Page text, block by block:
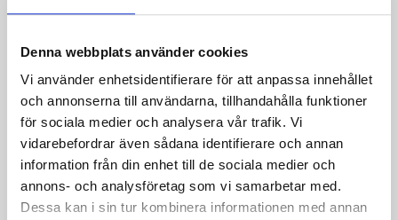
Denna webbplats använder cookies
Vi använder enhetsidentifierare för att anpassa innehållet
och annonserna till användarna, tillhandahålla funktioner
för sociala medier och analysera vår trafik. Vi
vidarebefordrar även sådana identifierare och annan
information från din enhet till de sociala medier och
annons- och analysföretag som vi samarbetar med.
Dessa kan i sin tur kombinera informationen med annan
Lingonfudge Lyxig kladdkaka